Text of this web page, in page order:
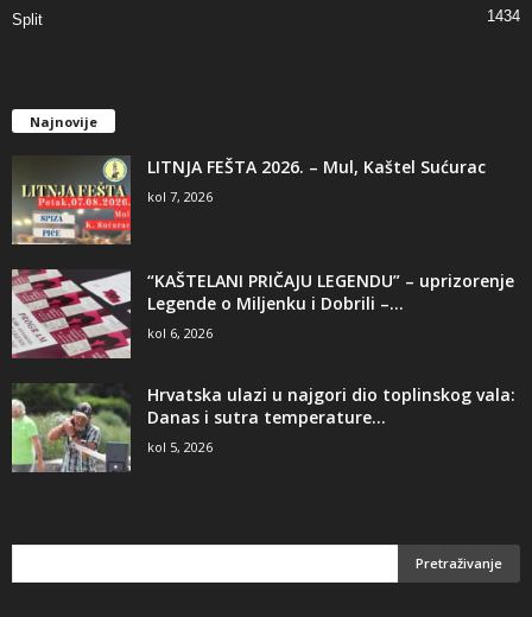
Split 1434
Najnovije
LITNJA FEŠTA 2026. – Mul, Kaštel Sućurac
kol 7, 2026
“KAŠTELANI PRIČAJU LEGENDU” – uprizorenje
Legende o Miljenku i Dobrili –...
kol 6, 2026
Hrvatska ulazi u najgori dio toplinskog vala:
Danas i sutra temperature...
kol 5, 2026